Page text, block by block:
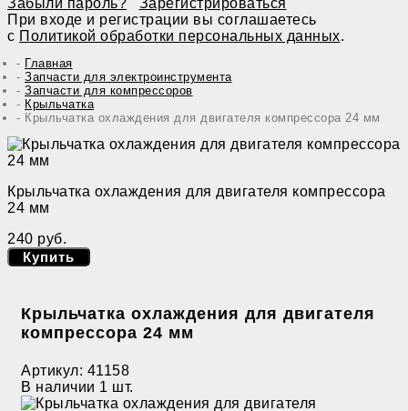
Забыли пароль?
Зарегистрироваться
При входе и регистрации вы соглашаетесь
с Политикой обработки персональных данных.
Главная
Запчасти для электроинструмента
Запчасти для компрессоров
Крыльчатка
Крыльчатка охлаждения для двигателя компрессора 24 мм
Крыльчатка охлаждения для двигателя компрессора
24 мм
240 руб.
Купить
Крыльчатка охлаждения для двигателя
компрессора 24 мм
Артикул: 41158
В наличии 1 шт.